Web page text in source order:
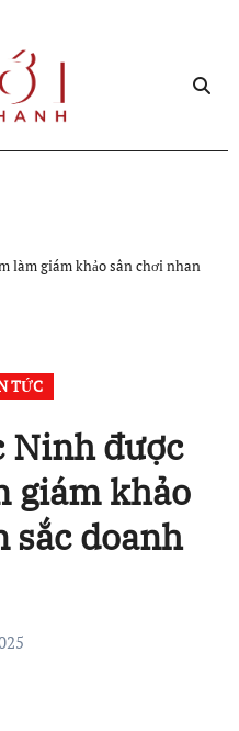
làm giám khảo sân chơi nhan
TỨC
Ninh được
giám khảo
sắc doanh